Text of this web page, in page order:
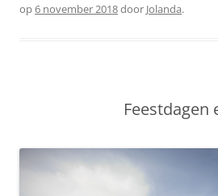
op6 november 2018door Jolanda.
Feestdagen